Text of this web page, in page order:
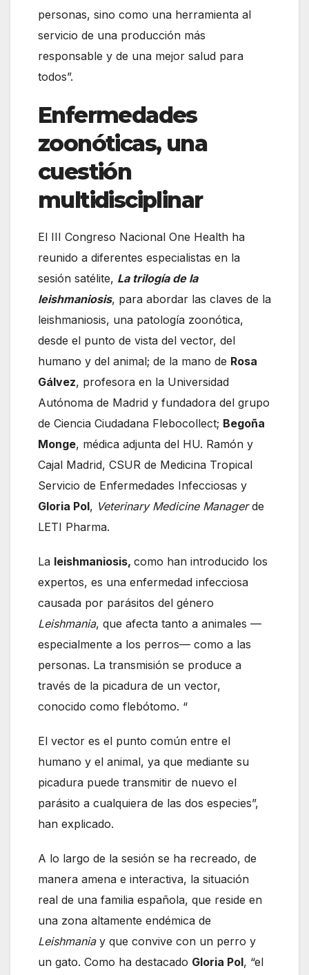
personas, sino como una herramienta al
servicio de una producción más
responsable y de una mejor salud para
todos”.
Enfermedades
zoonóticas, una
cuestión
multidisciplinar
El III Congreso Nacional One Health ha
reunido a diferentes especialistas en la
sesión satélite, La trilogía de la
leishmaniosis, para abordar las claves de la
leishmaniosis, una patología zoonótica,
desde el punto de vista del vector, del
humano y del animal; de la mano de Rosa
Gálvez, profesora en la Universidad
Autónoma de Madrid y fundadora del grupo
de Ciencia Ciudadana Flebocollect; Begoña
Monge, médica adjunta del HU. Ramón y
Cajal Madrid, CSUR de Medicina Tropical
Servicio de Enfermedades Infecciosas y
Gloria Pol, Veterinary Medicine Managerde
LETI Pharma.
La leishmaniosis, como han introducido los
expertos, es una enfermedad infecciosa
causada por parásitos del género
Leishmania, que afecta tanto a animales —
especialmente a los perros— como a las
personas. La transmisión se produce a
través de la picadura de un vector,
conocido como flebótomo. “
El vector es el punto común entre el
humano y el animal, ya que mediante su
picadura puede transmitir de nuevo el
parásito a cualquiera de las dos especies”,
han explicado.
A lo largo de la sesión se ha recreado, de
manera amena e interactiva, la situación
real de una familia española, que reside en
una zona altamente endémica de
Leishmaniay que convive con un perro y
un gato. Como ha destacado Gloria Pol, “el